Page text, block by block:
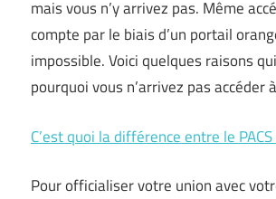
mais vous n’y arrivez pas. Même
compte par le biais d’un portail
impossible. Voici quelques raisons
pourquoi vous n’arrivez pas accéder
C’est quoi la différence entre le
Pour officialiser votre union avec